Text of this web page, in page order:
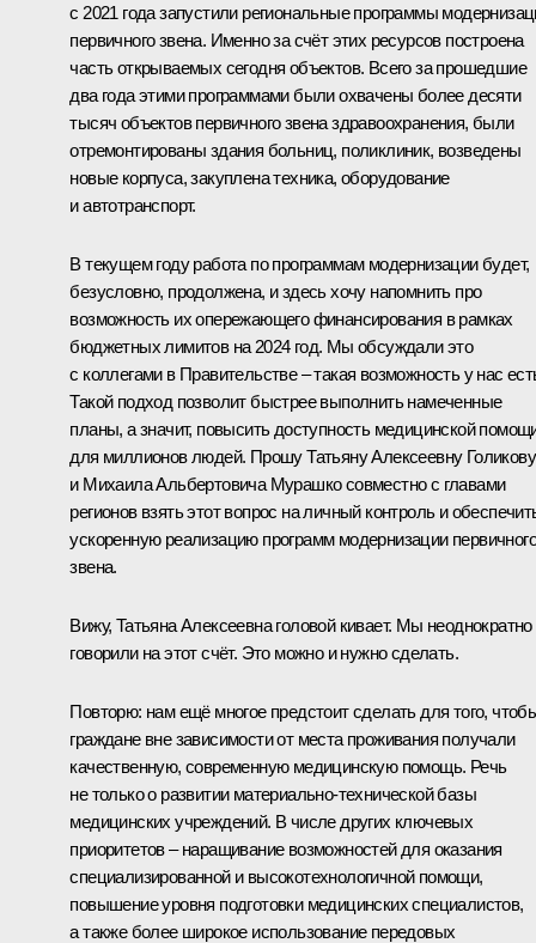
с 2021 года запустили региональные программы
первичного звена. Именно за счёт этих ресурсов построена
часть открываемых сегодня объектов. Всего за прошедшие
два года этими программами были охвачены более десяти
тысяч объектов первичного звена здравоохранения, были
отремонтированы здания больниц, поликлиник, возведены
новые корпуса, закуплена техника, оборудование
и автотранспорт.
В текущем году работа по программам модернизации будет,
безусловно, продолжена, и здесь хочу напомнить про
возможность их опережающего финансирования в рамках
бюджетных лимитов на 2024 год. Мы обсуждали это
с коллегами в Правительстве – такая возможность у нас
Такой подход позволит быстрее выполнить намеченные
планы, а значит, повысить доступность медицинской
для миллионов людей. Прошу Татьяну Алексеевну Голикову
и Михаила Альбертовича Мурашко совместно с главами
регионов взять этот вопрос на личный контроль и
ускоренную реализацию программ модернизации первичного
звена.
Вижу, Татьяна Алексеевна головой кивает. Мы неоднократно
говорили на этот счёт. Это можно и нужно сделать.
Повторю: нам ещё многое предстоит сделать для того,
граждане вне зависимости от места проживания получали
качественную, современную медицинскую помощь. Речь
не только о развитии материально-технической базы
медицинских учреждений. В числе других ключевых
приоритетов – наращивание возможностей для оказания
специализированной и высокотехнологичной помощи,
повышение уровня подготовки медицинских специалистов,
а также более широкое использование передовых